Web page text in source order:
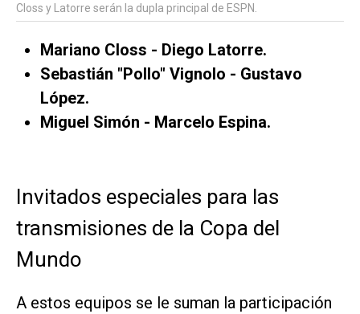
Closs y Latorre serán la dupla principal de ESPN.
Mariano Closs - Diego Latorre.
Sebastián "Pollo" Vignolo - Gustavo
López.
Miguel Simón - Marcelo Espina.
Invitados especiales para las
transmisiones de la Copa del
Mundo
A estos equipos se le suman la participación